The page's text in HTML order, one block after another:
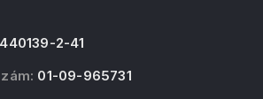
2-41
01-09-965731